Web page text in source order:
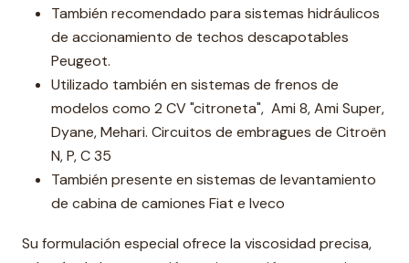
También recomendado para sistemas hidráulicos
de accionamiento de techos descapotables
Peugeot.
Utilizado también en sistemas de frenos de
modelos como 2 CV "citroneta", Ami 8, Ami Super,
Dyane, Mehari. Circuitos de embragues de Citroën
N, P, C 35
También presente en sistemas de levantamiento
de cabina de camiones Fiat e Iveco
Su formulación especial ofrece la viscosidad precisa,